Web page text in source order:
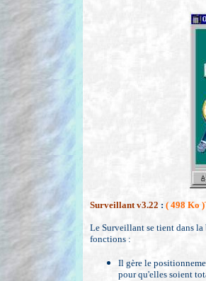
Surveillant v3.22 : ( 498 Ko )
Le Surveillant se tient dans la
fonctions :
Il gère le
pour qu'elles soient